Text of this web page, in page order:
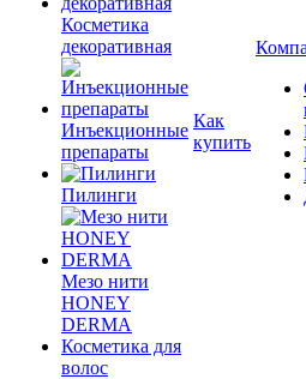
Косметика
декоративная
Инъекционные
препараты
Пилинги
Мезо нити
HONEY
DERMA
Косметика для
волос
Как
купить